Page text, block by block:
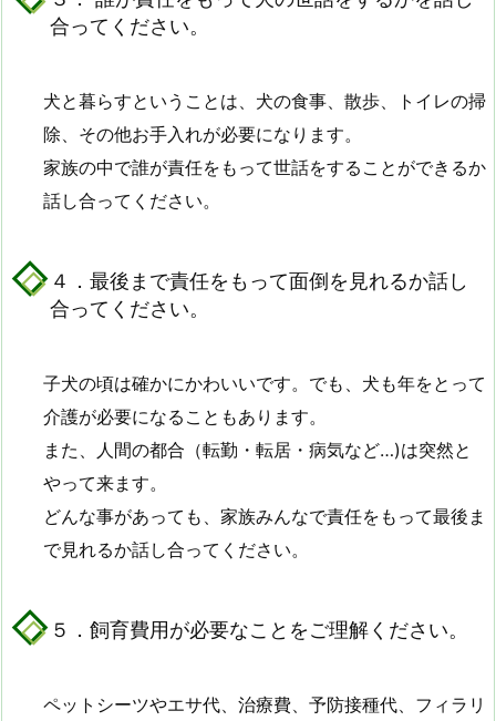
合ってください。
犬と暮らすということは、犬の食事、散歩、トイレの掃
除、その他お手入れが必要になります。
家族の中で誰が責任をもって世話をすることができるか
話し合ってください。
４．最後まで責任をもって面倒を見れるか話し
合ってください。
子犬の頃は確かにかわいいです。でも、犬も年をとって
介護が必要になることもあります。
また、人間の都合（転勤・転居・病気など…)は突然と
やって来ます。
どんな事があっても、家族みんなで責任をもって最後ま
で見れるか話し合ってください。
５．飼育費用が必要なことをご理解ください。
ペットシーツやエサ代、治療費、予防接種代、フィラリ